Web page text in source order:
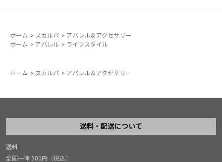
ホーム > スカルパ > アパレル＆アクセサリー
ホーム > アパレル > ライフスタイル
ホーム > スカルパ > アパレル＆アクセサリー
送料・配送について
送料
全国一律 500円（税込）